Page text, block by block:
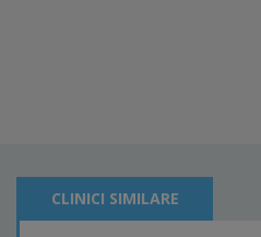
CLINICI SIMILARE